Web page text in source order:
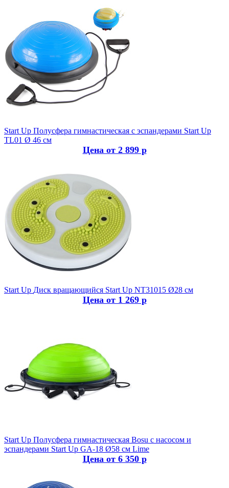
Start Up Полусфера гимнастическая с эспандерами Start Up
TL01 Ø 46 см
Цена от 2 899 р
Start Up Диск вращающийся Start Up NT31015 Ø28 см
Цена от 1 269 р
Start Up Полусфера гимнастическая Bosu с насосом и
эспандерами Start Up GA-18 Ø58 см Lime
Цена от 6 350 р